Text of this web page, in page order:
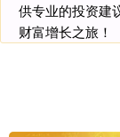
供专业的投资建
财富增长之旅！